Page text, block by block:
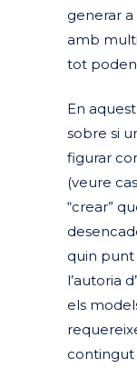
generar a
amb
tot poden
En
sobre si
figurar
(veure
“crear”
quin punt
l’autoria
els
contingut